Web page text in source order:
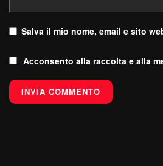
Salva il mio nome, email e sito
Acconsento alla raccolta e alla